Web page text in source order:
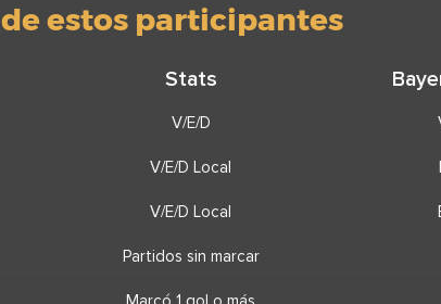
estos participantes
Stats
V/E/D
V/E/D Local
V/E/D Local
Partidos sin marcar
Marcó 1 gol o más